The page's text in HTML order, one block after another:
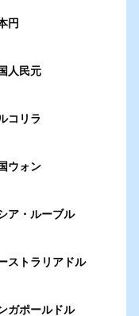
円
人民元
コリラ
ウォン
ア・ルーブル
ストラリアドル
ガポールドル